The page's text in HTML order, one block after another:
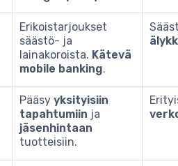
Erikoistarjoukset
säästö- ja
lainakoroista. Kätevä
mobile banking.
Pääsy yksityisiin
tapahtumiin ja
jäsenhintaan
tuotteisiin.